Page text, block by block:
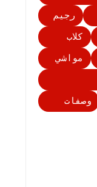
رجيم
كلاب
مواشي
وصفات